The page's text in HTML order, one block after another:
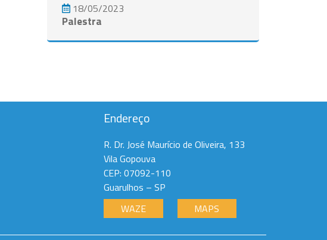
18/05/2023
Palestra
Endereço
R. Dr. José Maurício de Oliveira, 133
Vila Gopouva
CEP: 07092-110
Guarulhos – SP
WAZE
MAPS